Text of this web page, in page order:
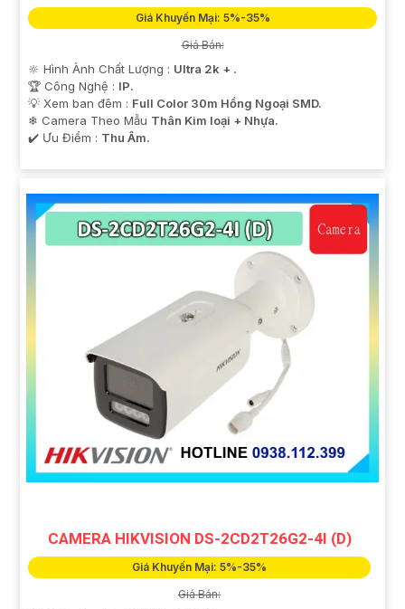
Giá Khuyến Mại: 5%-35%
Giá Bán:
🔆 Hình Ành Chất Lượng : Ultra 2k + .
🏆 Công Nghệ : IP.
💡 Xem ban đêm : Full Color 30m Hồng Ngoại SMD.
❄ Camera Theo Mẫu Thân Kim loại + Nhựa.
️✔️ Ưu Điểm : Thu Âm.
CAMERA HIKVISION DS-2CD2T26G2-4I (D)
Giá Khuyến Mại: 5%-35%
Giá Bán: